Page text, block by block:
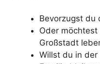
Bevorzugst du
Oder
Großstadt
Willst du in der